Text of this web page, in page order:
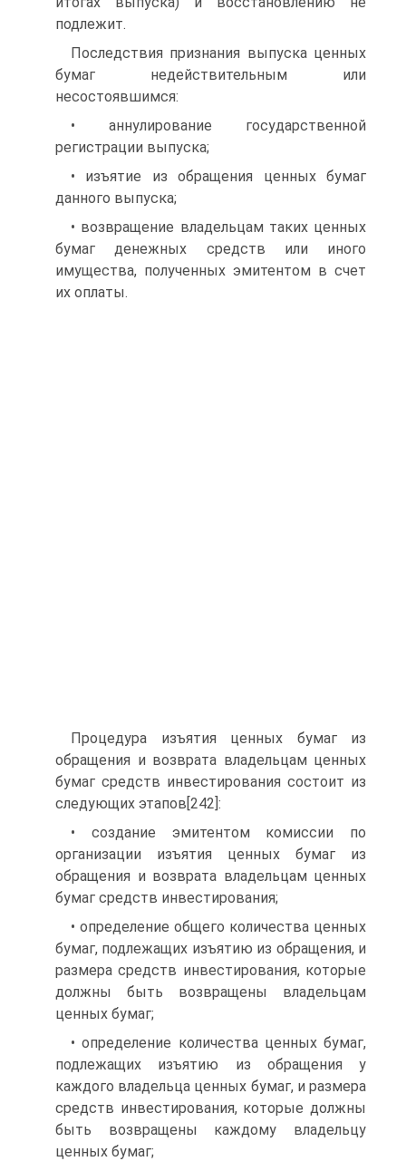
подлежит.
Последствия признания выпуска ценных
бумаг недействительным или
несостоявшимся:
• аннулирование государственной
регистрации выпуска;
• изъятие из обращения ценных бумаг
данного выпуска;
• возвращение владельцам таких ценных
бумаг денежных средств или иного
имущества, полученных эмитентом в счет
их оплаты.
Процедура изъятия ценных бумаг из
обращения и возврата владельцам ценных
бумаг средств инвестирования состоит из
следующих этапов[242]:
• создание эмитентом комиссии по
организации изъятия ценных бумаг из
обращения и возврата владельцам ценных
бумаг средств инвестирования;
• определение общего количества ценных
бумаг, подлежащих изъятию из обращения, и
размера средств инвестирования, которые
должны быть возвращены владельцам
ценных бумаг;
• определение количества ценных бумаг,
подлежащих изъятию из обращения у
каждого владельца ценных бумаг, и размера
средств инвестирования, которые должны
быть возвращены каждому владельцу
ценных бумаг;